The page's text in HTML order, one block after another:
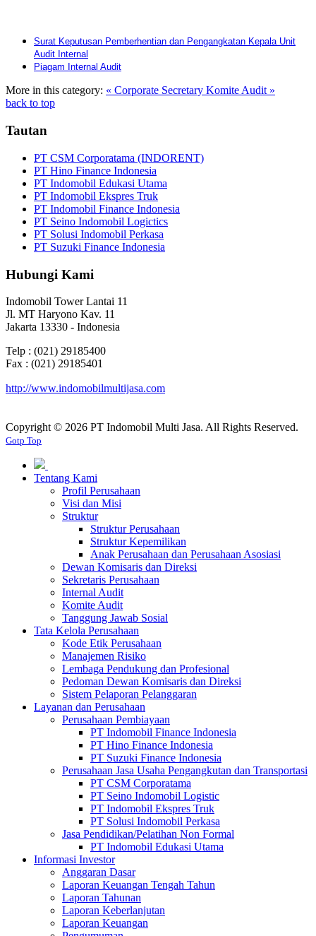
Surat Keputusan Pemberhentian dan Pengangkatan Kepala Unit
Audit Internal
Piagam Internal Audit
More in this category: « Corporate Secretary Komite Audit »
back to top
Tautan
PT CSM Corporatama (INDORENT)
PT Hino Finance Indonesia
PT Indomobil Edukasi Utama
PT Indomobil Ekspres Truk
PT Indomobil Finance Indonesia
PT Seino Indomobil Logictics
PT Solusi Indomobil Perkasa
PT Suzuki Finance Indonesia
Hubungi Kami
Indomobil Tower Lantai 11
Jl. MT Haryono Kav. 11
Jakarta 13330 - Indonesia
Telp : (021) 29185400
Fax : (021) 29185401
http://www.indomobilmultijasa.com
Copyright © 2026 PT Indomobil Multi Jasa. All Rights Reserved.
Gotp Top
Tentang Kami
Profil Perusahaan
Visi dan Misi
Struktur
Struktur Perusahaan
Struktur Kepemilikan
Anak Perusahaan dan Perusahaan Asosiasi
Dewan Komisaris dan Direksi
Sekretaris Perusahaan
Internal Audit
Komite Audit
Tanggung Jawab Sosial
Tata Kelola Perusahaan
Kode Etik Perusahaan
Manajemen Risiko
Lembaga Pendukung dan Profesional
Pedoman Dewan Komisaris dan Direksi
Sistem Pelaporan Pelanggaran
Layanan dan Perusahaan
Perusahaan Pembiayaan
PT Indomobil Finance Indonesia
PT Hino Finance Indonesia
PT Suzuki Finance Indonesia
Perusahaan Jasa Usaha Pengangkutan dan Transportasi
PT CSM Corporatama
PT Seino Indomobil Logistic
PT Indomobil Ekspres Truk
PT Solusi Indomobil Perkasa
Jasa Pendidikan/Pelatihan Non Formal
PT Indomobil Edukasi Utama
Informasi Investor
Anggaran Dasar
Laporan Keuangan Tengah Tahun
Laporan Tahunan
Laporan Keberlanjutan
Laporan Keuangan